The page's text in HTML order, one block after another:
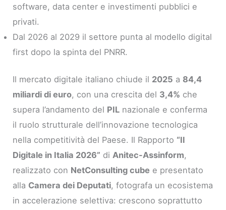
software, data center e investimenti pubblici e
privati.
Dal 2026 al 2029 il settore punta al modello digital
first dopo la spinta del PNRR.
Il mercato digitale italiano chiude il 2025 a 84,4
miliardi di euro, con una crescita del 3,4% che
supera l’andamento del PIL nazionale e conferma
il ruolo strutturale dell’innovazione tecnologica
nella competitività del Paese. Il Rapporto “Il
Digitale in Italia 2026” diAnitec-Assinform,
realizzato con NetConsulting cube e presentato
alla Camera dei Deputati, fotografa un ecosistema
in accelerazione selettiva: crescono soprattutto